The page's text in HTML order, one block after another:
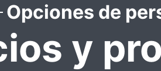
Opciones de
y